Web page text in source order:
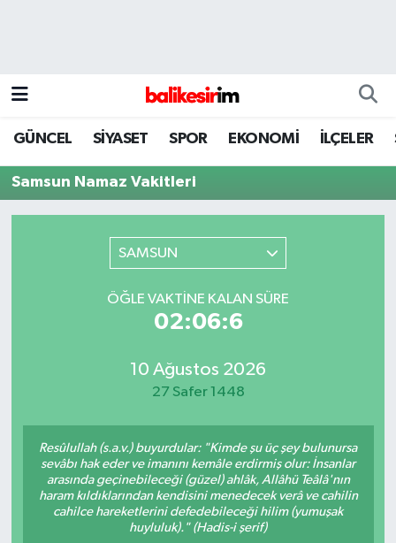
GÜNCEL SİYASET SPOR EKONOMİ İLÇELER
Samsun Namaz Vakitleri
SAMSUN
ÖĞLE VAKTINE KALAN SÜRE
02:06:6
10 Ağustos 2026
27 Safer 1448
Resûlullah (s.a.v.) buyurdular: "Kimde şu üç şey bulunursa
sevâbı hak eder ve imanını kemâle erdirmiş olur: İnsanlar
arasında geçinebileceği (güzel) ahlâk, Allâhü Teâlâ'nın
haram kıldıklarından kendisini menedecek verâ ve cahilin
cahilce hareketlerini defedebileceği hilim (yumuşak
huyluluk)." (Hadis-i şerif)